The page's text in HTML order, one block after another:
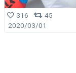
316
45
2020/03/01